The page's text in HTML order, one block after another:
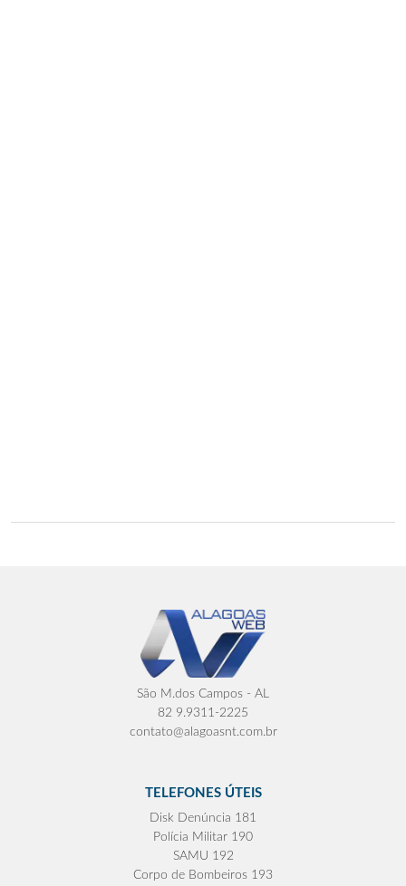
São M.dos Campos - AL
82 9.9311-2225
contato@alagoasnt.com.br
TELEFONES ÚTEIS
Disk Denúncia 181
Polícia Militar 190
SAMU 192
Corpo de Bombeiros 193